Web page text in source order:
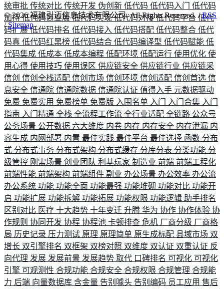
统审批 传统对比 传统开发 伪创新 低代码 低代码入门 低代码
加持低代码商业版低代码实现低代码对接低代码平台 低代
码扩展低代码排名 低代码接入 低代码搭配 低代码整合 低代
码真 低代码红黑榜 低代码结合 低代码编译型 低代码赋能 低
代码集成 低成本 低成本编程 低配环境 低配运行 使用优化 使
用心得 使用技巧 使用误区 供应链安全 供应链行业 供应链采
信创 信创全栈适配 信创市场 信创环境 信创适配 信创首选 信
息安全 信通院 信通院数据 信通院认证 值得入手 元数据驱动
免费 免费实用 免费榜单 免费版 入围名单 入门 入门合集 入门
指南 入门精通 全栈 全流程工作流 全行业适配 全链路 公众号
公务场景 公开数据 六大维度 内卷 内存 内存安全 内存泄漏 内
容生成 内网部署 内置 最佳实践 最佳平台 最佳选择 函数 分布
式 分布式事务 分布式架构 分布式缓存 分库分表 分类功能 分
级管控 刚需场景 创业团队 利基玩家 制造业 前端 前端工程化
前端性能 前端架构 前端组件 副业 办公场景 办公效率 办公流
办公系统 功能 功能全面 功能最强 功能堆砌 功能对比 功能开
启 功能扩展 功能拆解 功能拓展 功能权限 功能逻辑 助手排名
区别对比 医疗 十大趋势 十年变迁 升腾 华为 协作 协作体验 协
作规则 协同开发 协程 协程池 卡顿排查 危机 厂商分级 厂商格
局 历史记录 压力测试 原理 原理简单 原生成标配 县域市场 双
增长 双引擎排名 双框架 双榜对照 双维度 双认证 双重认证 反
向代理 发展 发展前景 发展趋势 取代 口碑排名 可视化 可视化
引擎 可观测性 合规功能 合规安全 合规权限 合规管理 合规能
力 后端 向量数据库 含金量 告别噱头 告别编码 员工应用 售后
©2026福建引迈信息技术有限公司. All Rights Reserved. /RSS
/Sitemap